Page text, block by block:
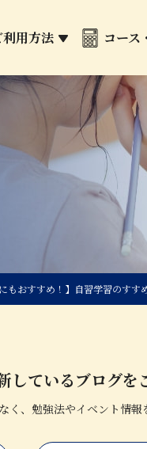
利用方法 コース
もおすすめ！】自習学習のすす
ているブログを
、勉強法やイベント情報